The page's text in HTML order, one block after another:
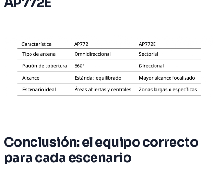
Conclusión: el equipo correcto
para cada escenario